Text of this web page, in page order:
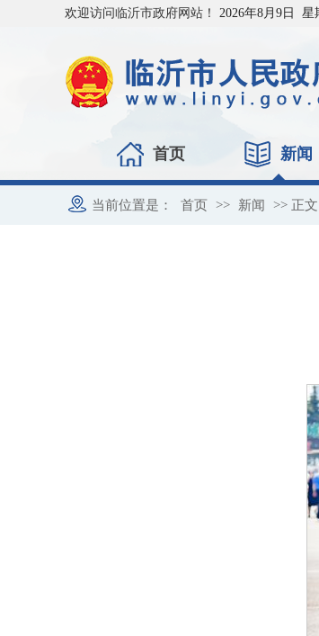
欢迎访问临沂市政府网站！ 2026年8月9日 星
首页 新闻
当前位置是： 首页 >> 新闻 >> 正文